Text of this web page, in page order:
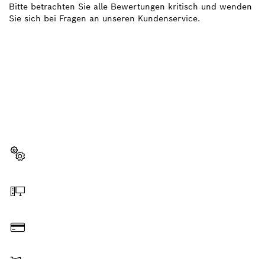
Bitte betrachten Sie alle Bewertungen kritisch und wenden
Sie sich bei Fragen an unseren Kundenservice.